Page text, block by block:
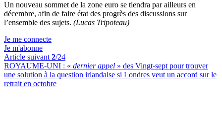
Un nouveau sommet de la zone euro se tiendra par ailleurs en
décembre, afin de faire état des progrès des discussions sur
l’ensemble des sujets. (Lucas Tripoteau)
Je me connecte
Je m'abonne
Article suivant 2/24
ROYAUME-UNI : « dernier appel » des Vingt-sept pour trouver
une solution à la question irlandaise si Londres veut un accord sur le
retrait en octobre